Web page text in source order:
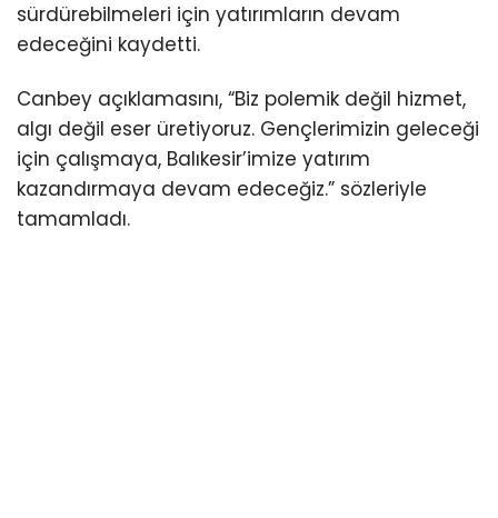
sürdürebilmeleri için yatırımların devam
edeceğini kaydetti.
Canbey açıklamasını, “Biz polemik değil hizmet,
algı değil eser üretiyoruz. Gençlerimizin geleceği
için çalışmaya, Balıkesir’imize yatırım
kazandırmaya devam edeceğiz.” sözleriyle
tamamladı.